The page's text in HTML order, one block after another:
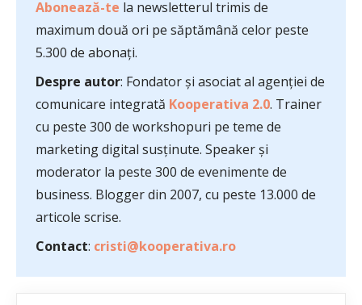
Abonează-te la newsletterul trimis de
maximum două ori pe săptămână celor peste
5.300 de abonați.
Despre autor: Fondator și asociat al agenției de
comunicare integrată Kooperativa 2.0. Trainer
cu peste 300 de workshopuri pe teme de
marketing digital susținute. Speaker și
moderator la peste 300 de evenimente de
business. Blogger din 2007, cu peste 13.000 de
articole scrise.
Contact: cristi@kooperativa.ro